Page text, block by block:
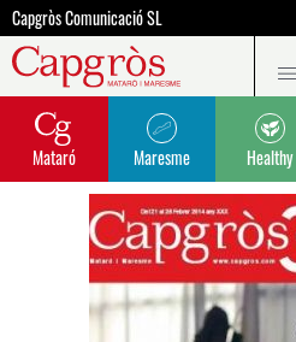
Capgròs Comunicació SL
Mataró Maresme Healthy